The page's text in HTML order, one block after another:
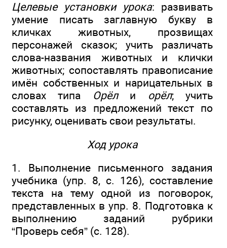
Целевые установки урока: развивать
умение писать заглавную букву в
кличках животных, прозвищах
персонажей сказок; учить различать
слова-названия животных и клички
животных; сопоставлять правописание
имён собственных и нарицательных в
словах типа Орёли орёл; учить
составлять из предложений текст по
рисунку, оценивать свои результаты.
Ход урока
1. Выполнение письменного задания
учебника (упр. 8, с. 126), составление
текста на тему одной из поговорок,
представленных в упр. 8. Подготовка к
выполнению заданий рубрики
“Проверь себя” (с. 128).